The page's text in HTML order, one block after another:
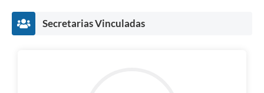
Secretarias Vinculadas